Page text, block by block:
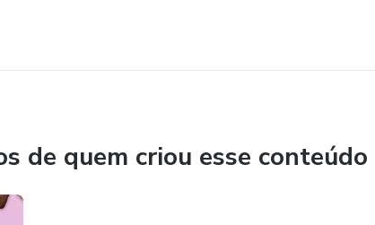
de quem criou esse conteúdo